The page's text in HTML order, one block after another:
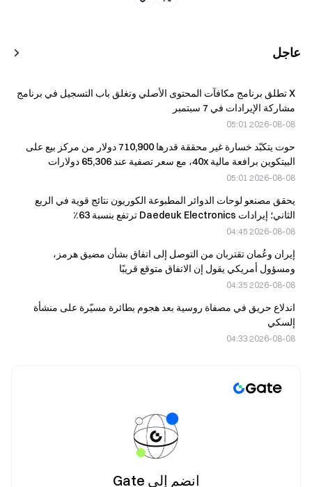
عاجل
X تطلق برنامج مكافآت المحتوى الأصلي وتغلق باب التسجيل في برنامج
مشاركة الإيرادات في 7 سبتمبر
2026-08-08 05:01
حوت يتكبّد خسارة غير محققة قدرها 710,900 دولار من مركز بيع على
البيتكوين برافعة مالية 40x، مع سعر تصفية عند 65,306 دولارات
2026-08-08 05:01
يحقق مصنعو لوحات الدوائر المطبوعة الكوريون نتائج قوية في الربع
الثاني؛ إيرادات Daedeuk Electronics ترتفع بنسبة 63٪
2026-08-08 04:45
إيران وعُمان تقتربان من التوصل إلى اتفاق بشأن مضيق هرمز،
ومسؤول أمريكي يقول إن الاتفاق متوقع قريبًا
2026-08-08 04:35
اندلاع حريق في مصفاة روسية بعد هجوم بطائرة مسيّرة على منشأة
إلسكي
2026-08-08 04:33
انضم إلى Gate